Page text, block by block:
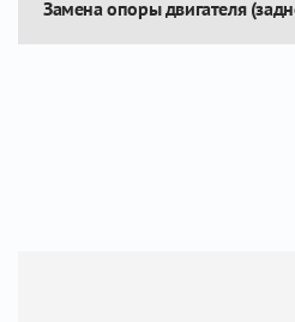
Замена опоры двигателя